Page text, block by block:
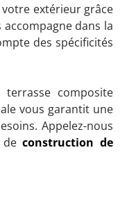
extérieur grâce
accompagne dans la
des spécificités
terrasse composite
vous garantit une
Appelez-nous
deconstruction de